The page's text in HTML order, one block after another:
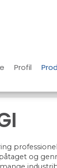
Profil
og